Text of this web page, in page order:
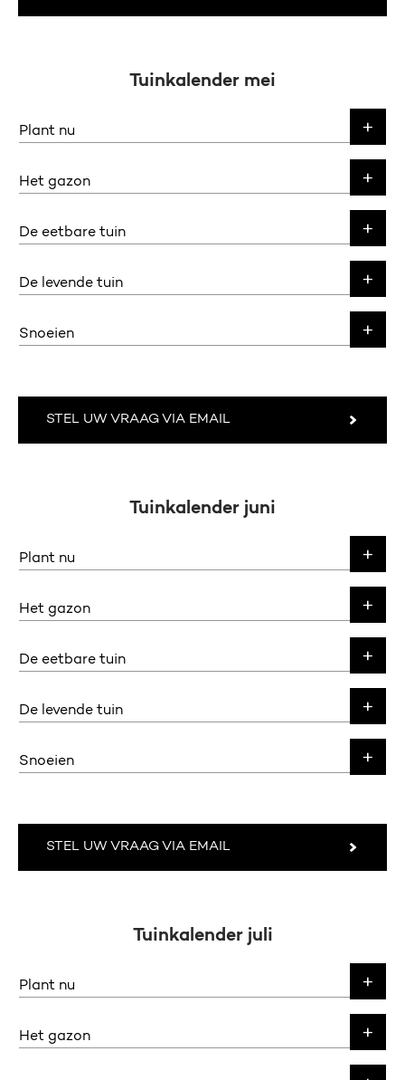
Tuinkalender mei
Plant nu
Het gazon
De eetbare tuin
De levende tuin
Snoeien
STEL UW VRAAG VIA EMAIL
Tuinkalender juni
Plant nu
Het gazon
De eetbare tuin
De levende tuin
Snoeien
STEL UW VRAAG VIA EMAIL
Tuinkalender juli
Plant nu
Het gazon